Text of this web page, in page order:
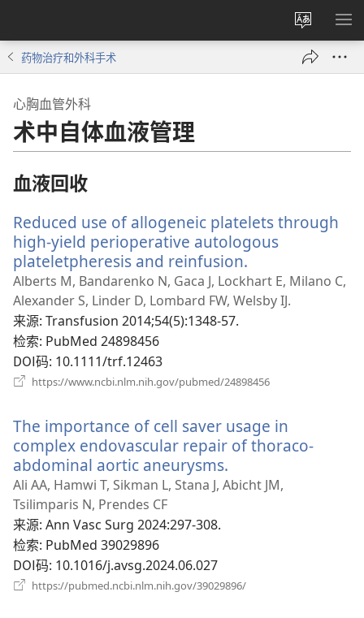
更
改
网
显
药物治疗和外科手术
心胸血管外科
术中自体血液管理
血液回收
Reduced use of allogeneic platelets through
high-yield perioperative autologous
plateletpheresis and reinfusion.
开
新
Alberts M, Bandarenko N, Gaca J, Lockhart E, Milano C,
Alexander S, Linder D, Lombard FW, Welsby IJ.
来源‎: Transfusion 2014;54(5):1348-57.
检索‎: PubMed 24898456
DOI码‎: 10.1111/trf.12463
https://www.ncbi.nlm.nih.gov/pubmed/24898456
窗
口）
The importance of cell saver usage in
complex endovascular repair of thoraco-
abdominal aortic aneurysms.
开
Ali AA, Hamwi T, Sikman L, Stana J, Abicht JM,
Tsilimparis N, Prendes CF
来源‎: Ann Vasc Surg 2024:297-308.
检索‎: PubMed 39029896
DOI码‎: 10.1016/j.avsg.2024.06.027
https://pubmed.ncbi.nlm.nih.gov/39029896/